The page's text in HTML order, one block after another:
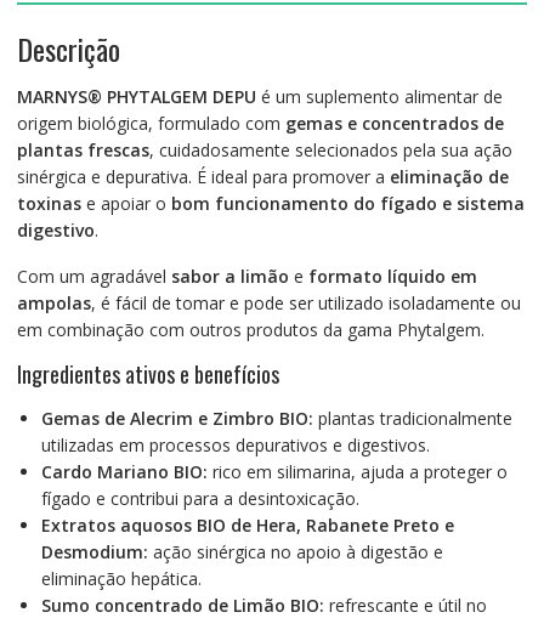
Descrição
MARNYS® PHYTALGEM DEPU é um suplemento alimentar de
origem biológica, formulado com gemas e concentrados de
plantas frescas, cuidadosamente selecionados pela sua ação
sinérgica e depurativa. É ideal para promover a eliminação de
toxinase apoiar o bom funcionamento do fígado e sistema
digestivo.
Com um agradável sabor a limão e formato líquido em
ampolas, é fácil de tomar e pode ser utilizado isoladamente ou
em combinação com outros produtos da gama Phytalgem.
Ingredientes ativos e benefícios
Gemas de Alecrim e Zimbro BIO: plantas tradicionalmente
utilizadas em processos depurativos e digestivos.
Cardo Mariano BIO: rico em silimarina, ajuda a proteger o
fígado e contribui para a desintoxicação.
Extratos aquosos BIO de Hera, Rabanete Preto e
Desmodium: ação sinérgica no apoio à digestão e
eliminação hepática.
Sumo concentrado de Limão BIO: refrescante e útil no